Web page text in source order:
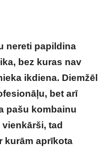
nereti papildina
bez kuras nav
ikdiena. Diemžēl
bet arī
pašu kombainu
tad
kurām aprīkota